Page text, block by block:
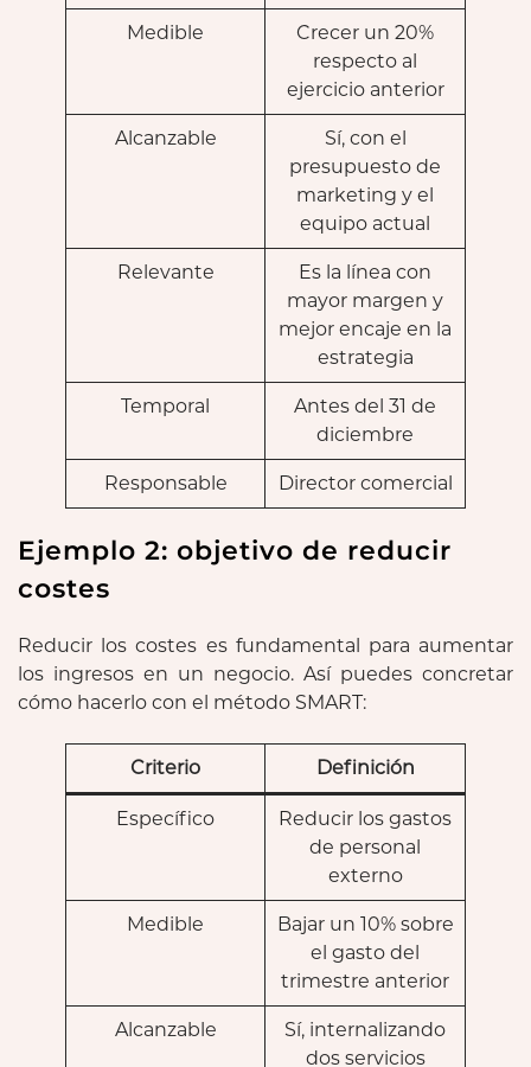
Medible
Crecer un 20%
respecto al
ejercicio anterior
Alcanzable
Sí, con el
presupuesto de
marketing y el
equipo actual
Relevante
Es la línea con
mayor margen y
mejor encaje en la
estrategia
Temporal
Antes del 31 de
diciembre
Responsable Director comercial
Ejemplo 2: objetivo de reducir
costes
Reducir los costes es fundamental para aumentar
los ingresos en un negocio. Así puedes concretar
cómo hacerlo con el método SMART:
Criterio Definición
Específico
Reducir los gastos
de personal
externo
Medible
Bajar un 10% sobre
el gasto del
trimestre anterior
Alcanzable
Sí, internalizando
dos servicios